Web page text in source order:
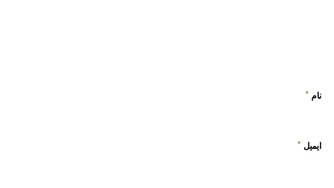
نام *
ایمیل *